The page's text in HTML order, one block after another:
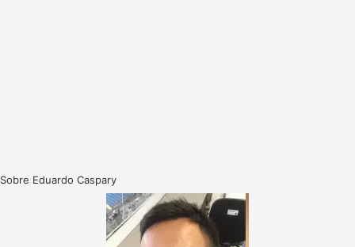
Sobre Eduardo Caspary